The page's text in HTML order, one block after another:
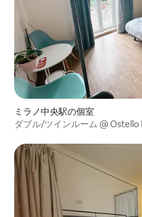
ミラノ中央駅の個室
ダブル/ツインルーム @